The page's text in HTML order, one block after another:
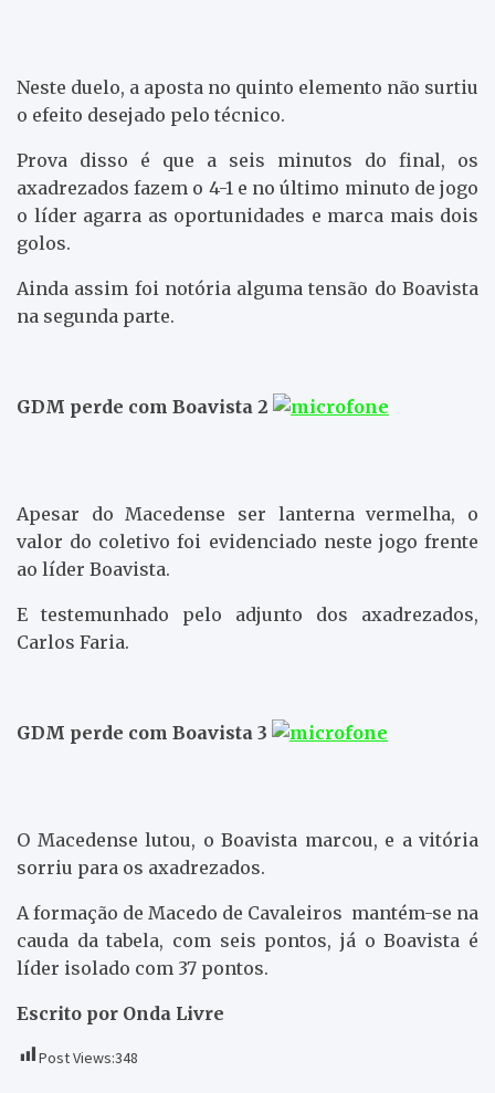
Neste duelo, a aposta no quinto elemento não surtiu
o efeito desejado pelo técnico.
Prova disso é que a seis minutos do final, os
axadrezados fazem o 4-1 e no último minuto de jogo
o líder agarra as oportunidades e marca mais dois
golos.
Ainda assim foi notória alguma tensão do Boavista
na segunda parte.
GDM perde com Boavista 2
Apesar do Macedense ser lanterna vermelha, o
valor do coletivo foi evidenciado neste jogo frente
ao líder Boavista.
E testemunhado pelo adjunto dos axadrezados,
Carlos Faria.
GDM perde com Boavista 3
O Macedense lutou, o Boavista marcou, e a vitória
sorriu para os axadrezados.
A formação de Macedo de Cavaleiros mantém-se na
cauda da tabela, com seis pontos, já o Boavista é
líder isolado com 37 pontos.
Escrito por Onda Livre
Post Views:348